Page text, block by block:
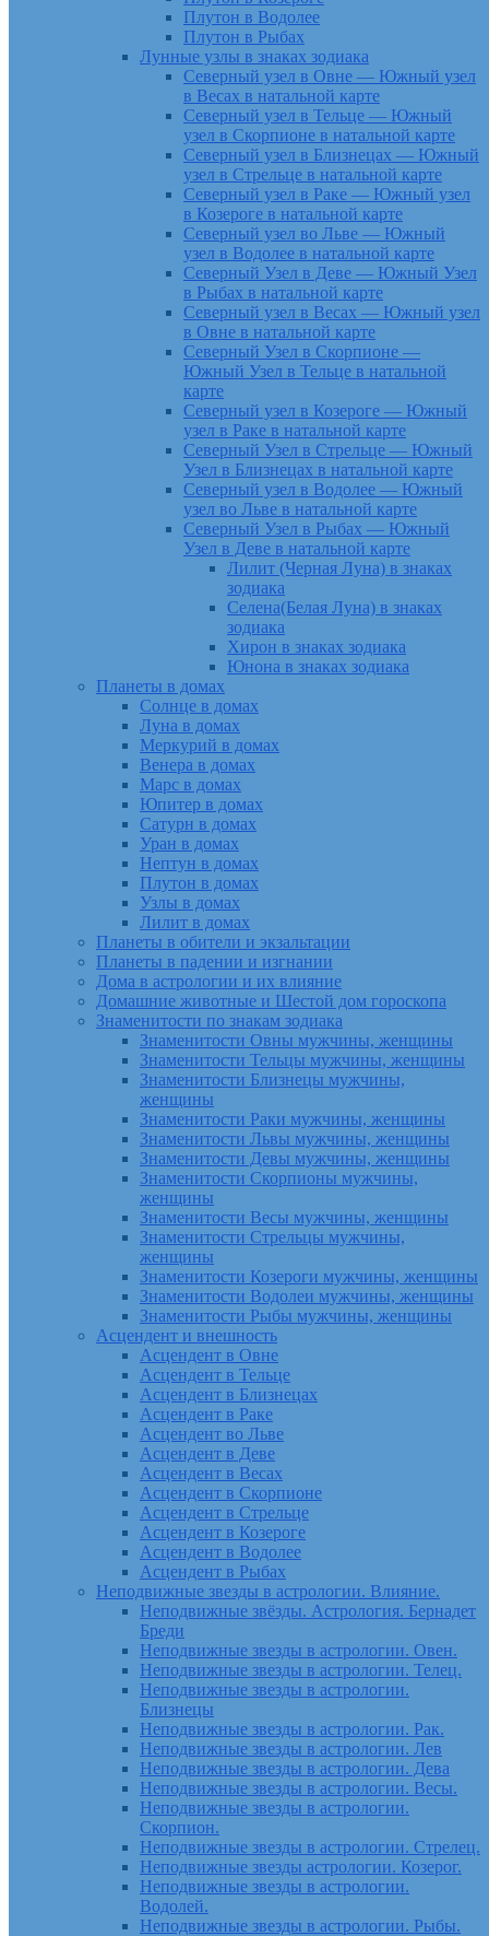
Плутон в Водолее
Плутон в Рыбах
Лунные узлы в знаках зодиака
Северный узел в Овне — Южный узел
в Весах в натальной карте
Северный узел в Тельце — Южный
узел в Скорпионе в натальной карте
Северный узел в Близнецах — Южный
узел в Стрельце в натальной карте
Северный узел в Раке — Южный узел
в Козероге в натальной карте
Северный узел во Льве — Южный
узел в Водолее в натальной карте
Северный Узел в Деве — Южный Узел
в Рыбах в натальной карте
Северный узел в Весах — Южный узел
в Овне в натальной карте
Северный Узел в Скорпионе —
Южный Узел в Тельце в натальной
карте
Северный узел в Козероге — Южный
узел в Раке в натальной карте
Северный Узел в Стрельце — Южный
Узел в Близнецах в натальной карте
Северный узел в Водолее — Южный
узел во Льве в натальной карте
Северный Узел в Рыбах — Южный
Узел в Деве в натальной карте
Лилит (Черная Луна) в знаках
зодиака
Селена(Белая Луна) в знаках
зодиака
Хирон в знаках зодиака
Юнона в знаках зодиака
Планеты в домах
Солнце в домах
Луна в домах
Меркурий в домах
Венера в домах
Марс в домах
Юпитер в домах
Сатурн в домах
Уран в домах
Нептун в домах
Плутон в домах
Узлы в домах
Лилит в домах
Планеты в обители и экзальтации
Планеты в падении и изгнании
Дома в астрологии и их влияние
Домашние животные и Шестой дом гороскопа
Знаменитости по знакам зодиака
Знаменитости Овны мужчины, женщины
Знаменитости Тельцы мужчины, женщины
Знаменитости Близнецы мужчины,
женщины
Знаменитости Раки мужчины, женщины
Знаменитости Львы мужчины, женщины
Знаменитости Девы мужчины, женщины
Знаменитости Скорпионы мужчины,
женщины
Знаменитости Весы мужчины, женщины
Знаменитости Стрельцы мужчины,
женщины
Знаменитости Козероги мужчины, женщины
Знаменитости Водолеи мужчины, женщины
Знаменитости Рыбы мужчины, женщины
Асцендент и внешность
Асцендент в Овне
Асцендент в Тельце
Асцендент в Близнецах
Асцендент в Раке
Асцендент во Льве
Асцендент в Деве
Асцендент в Весах
Асцендент в Скорпионе
Асцендент в Стрельце
Асцендент в Козероге
Асцендент в Водолее
Асцендент в Рыбах
Неподвижные звезды в астрологии. Влияние.
Неподвижные звёзды. Астрология. Бернадет
Бреди
Неподвижные звезды в астрологии. Овен.
Неподвижные звезды в астрологии. Телец.
Неподвижные звезды в астрологии.
Близнецы
Неподвижные звезды в астрологии. Рак.
Неподвижные звезды в астрологии. Лев
Неподвижные звезды в астрологии. Дева
Неподвижные звезды в астрологии. Весы.
Неподвижные звезды в астрологии.
Скорпион.
Неподвижные звезды в астрологии. Стрелец.
Неподвижные звезды астрологии. Козерог.
Неподвижные звезды в астрологии.
Водолей.
Неподвижные звезды в астрологии. Рыбы.